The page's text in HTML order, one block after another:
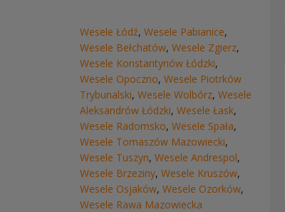
Wesele Łódź, Wesele Pabianice,
Wesele Bełchatów, Wesele Zgierz,
Wesele Konstantynów Łódzki,
Wesele Opoczno, Wesele Piotrków
Trybunalski, Wesele Wolbórz, Wesele
Aleksandrów Łódzki, Wesele Łask,
Wesele Radomsko, Wesele Spała,
Wesele Tomaszów Mazowiecki,
Wesele Tuszyn, Wesele Andrespol,
Wesele Brzeziny, Wesele Kruszów,
Wesele Osjaków, Wesele Ozorków,
Wesele Rawa Mazowiecka